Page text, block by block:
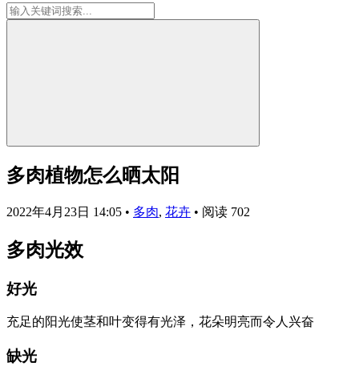
多肉植物怎么晒太阳
2022年4月23日 14:05 • 多肉, 花卉 • 阅读 702
多肉光效
好光
充足的阳光使茎和叶变得有光泽，花朵明亮而令人兴奋
缺光